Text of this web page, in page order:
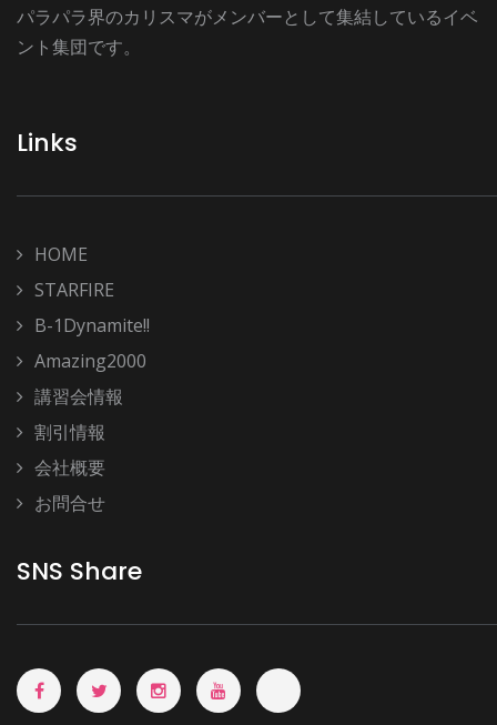
パラパラ界のカリスマがメンバーとして集結しているイベ
ント集団です。
Links
HOME
STARFIRE
B-1Dynamite!!
Amazing2000
講習会情報
割引情報
会社概要
お問合せ
SNS Share